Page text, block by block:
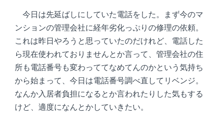
今日は先延ばしにしていた電話をした。まず今のマ
ンションの管理会社に経年劣化っぷりの修理の依頼。
これは昨日やろうと思っていたのだけれど、電話した
ら現在使われておりませんとか言って、管理会社の住
所も電話番号も変わっててなめてんのかという気持ち
から始まって、今日は電話番号調べ直してリベンジ。
なんか入居者負担になるとか言われたりした気もする
けど、適度になんとかしていきたい。